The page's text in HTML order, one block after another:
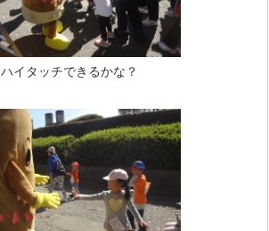
ハイタッチできるかな？